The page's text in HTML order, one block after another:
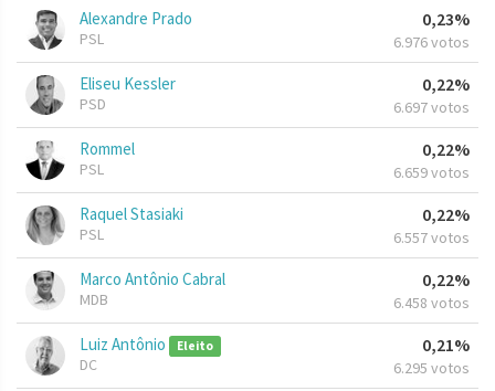
Alexandre Prado
PSL
0,23%
6.976 votos
Eliseu Kessler
PSD
0,22%
6.697 votos
Rommel
PSL
0,22%
6.659 votos
Raquel Stasiaki
PSL
0,22%
6.557 votos
Marco Antônio Cabral
MDB
0,22%
6.458 votos
Luiz Antônio Eleito
DC
0,21%
6.295 votos